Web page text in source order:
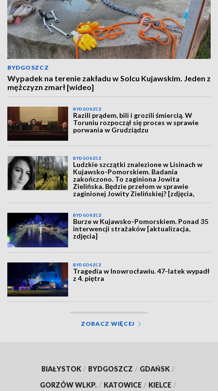
BYDGOSZCZ
Wypadek na terenie zakładu w Solcu Kujawskim. Jeden z
mężczyzn zmarł [wideo]
BYDGOSZCZ
Razili prądem, bili i grozili śmiercią. W
Toruniu rozpoczął się proces w sprawie
porwania w Grudziądzu
BYDGOSZCZ
Ludzkie szczątki znalezione w Lisinach w
Kujawsko-Pomorskiem. Badania
zakończono. To zaginiona Jowita
Zielińska. Będzie przełom w sprawie
zaginionej Jowity Zielińskiej? [zdjęcia,
wideo, aktualizacja]
BYDGOSZCZ
Burze w Kujawsko-Pomorskiem. Ponad 35
interwencji strażaków [aktualizacja,
zdjęcia]
BYDGOSZCZ
Tragedia w Inowrocławiu. 47-latek wypadł
z 4. piętra
ZOBACZ WIĘCEJ
BIAŁYSTOK / BYDGOSZCZ / GDAŃSK /
GORZÓW WLKP. / KATOWICE / KIELCE /